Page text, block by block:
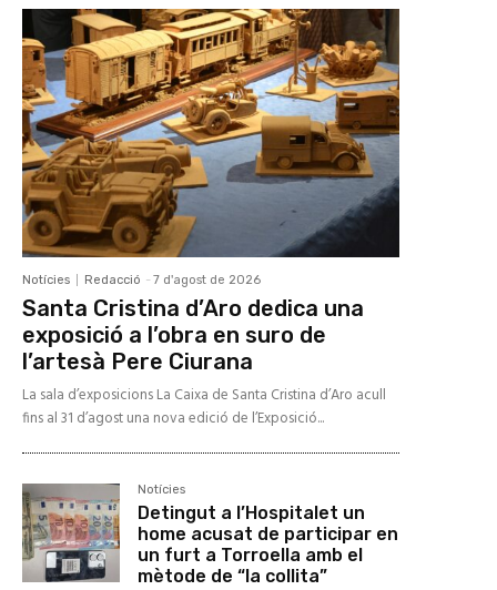
Notícies Redacció - 7 d'agost de 2026
Santa Cristina d’Aro dedica una
exposició a l’obra en suro de
l’artesà Pere Ciurana
La sala d’exposicions La Caixa de Santa Cristina d’Aro acull
fins al 31 d’agost una nova edició de l’Exposició...
Notícies
Detingut a l’Hospitalet un
home acusat de participar en
un furt a Torroella amb el
mètode de “la collita”